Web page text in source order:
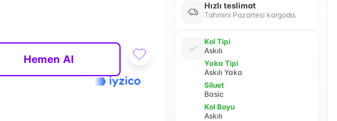
Hemen Al
Hızlı teslimat
Tahmini Pazartesi kargoda.
Kol Tipi
Askılı
Yaka Tipi
Askılı Yaka
Siluet
Basic
Kol Boyu
Askılı